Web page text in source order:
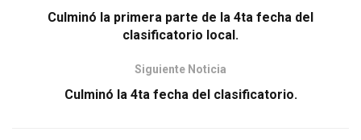
Culminó la primera parte de la 4ta fecha del
clasificatorio local.
Siguiente Noticia
Culminó la 4ta fecha del clasificatorio.